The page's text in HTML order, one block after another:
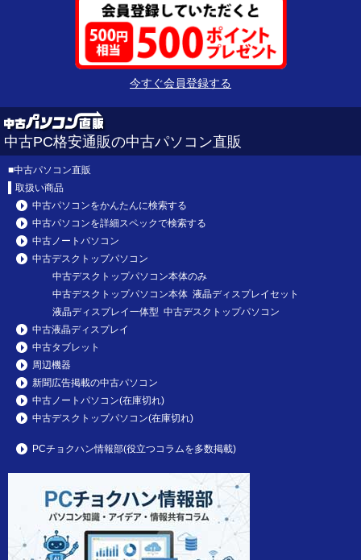
今すぐ会員登録する
中古PC格安通販の中古パソコン直販
■中古パソコン直販
取扱い商品
中古パソコンをかんたんに検索する
中古パソコンを詳細スペックで検索する
中古ノートパソコン
中古デスクトップパソコン
中古デスクトップパソコン本体のみ
中古デスクトップパソコン本体 液晶ディスプレイセット
液晶ディスプレイ一体型 中古デスクトップパソコン
中古液晶ディスプレイ
中古タブレット
周辺機器
新聞広告掲載の中古パソコン
中古ノートパソコン(在庫切れ)
中古デスクトップパソコン(在庫切れ)
PCチョクハン情報部(役立つコラムを多数掲載)